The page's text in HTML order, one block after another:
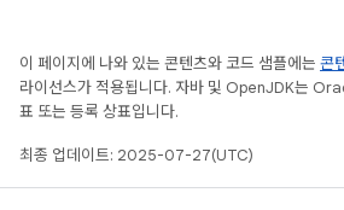
이 페이지에 나와 있는 콘텐츠와 코드 샘플에는 콘
라이선스가 적용됩니다. 자바 및 OpenJDK는
표 또는 등록 상표입니다.
최종 업데이트: 2025-07-27(UTC)